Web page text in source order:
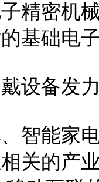
精密机
基础电
设备发
智能家
关的产